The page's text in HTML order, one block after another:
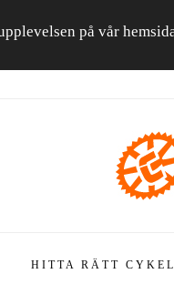
på vår
HITTA RÄTT CYKEL